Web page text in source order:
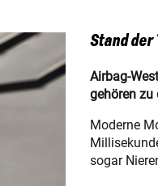
Stand
gehören zu
Moderne
sogar